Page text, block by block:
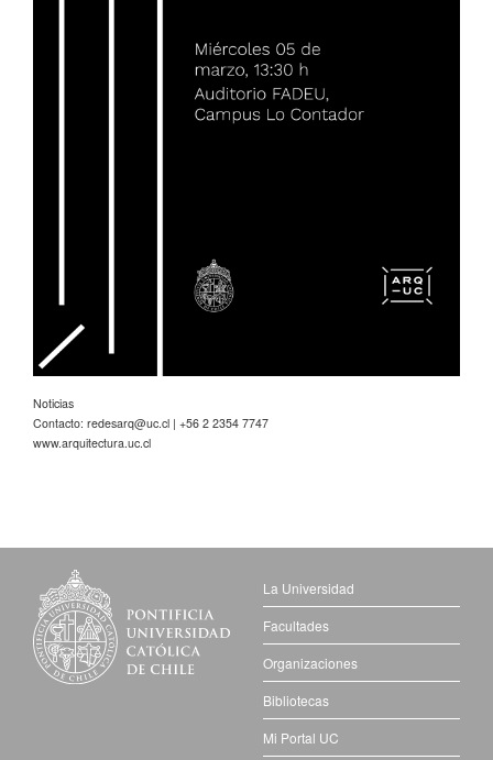
Noticias
Contacto: redesarq@uc.cl | +56 2 2354 7747
www.arquitectura.uc.cl
La Universidad
Facultades
Organizaciones
Bibliotecas
Mi Portal UC